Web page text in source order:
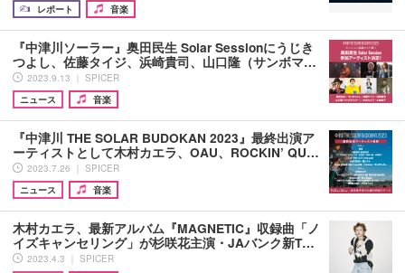
レポート
音楽
『中津川ソーラー』奥田民生 Solar Sessionにうじき
つよし、佐藤タイジ、浜崎貴司、山口隆（サンボマ…
2023.9.13 ｜ SPICER
ニュース
音楽
『中津川 THE SOLAR BUDOKAN 2023』最終出演ア
ーティストとして木村カエラ、OAU、ROCKIN’ QU…
2023.7.26 ｜ SPICER
ニュース
音楽
木村カエラ、最新アルバム『MAGNETIC』収録曲「ノ
イズキャンセリング」が杉咲花主演・JAバンク新T…
2023.4.3 ｜ SPICER